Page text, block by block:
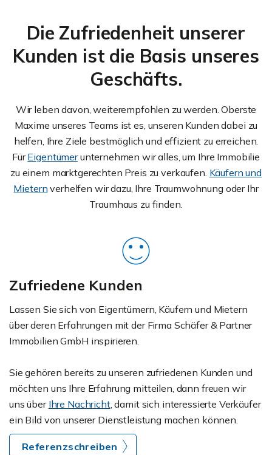
Die Zufriedenheit unserer
Kunden ist die Basis unseres
Geschäfts.
Wir leben davon, weiterempfohlen zu werden. Oberste
Maxime unseres Teams ist es, unseren Kunden dabei zu
helfen, Ihre Ziele bestmöglich und effizient zu erreichen.
FürEigentümerunternehmen wir alles, um Ihre Immobilie
zu einem marktgerechten Preis zu verkaufen. Käufern und
Mietern verhelfen wir dazu, Ihre Traumwohnung oder Ihr
Traumhaus zu finden.
Zufriedene Kunden
Lassen Sie sich von Eigentümern, Käufern und Mietern
über deren Erfahrungen mit der Firma Schäfer & Partner
Immobilien GmbH inspirieren.
Sie gehören bereits zu unseren zufriedenen Kunden und
möchten uns Ihre Erfahrung mitteilen, dann freuen wir
uns über Ihre Nachricht, damit sich interessierte Verkäufer
ein Bild von unserer Dienstleistung machen können.
Referenzschreiben